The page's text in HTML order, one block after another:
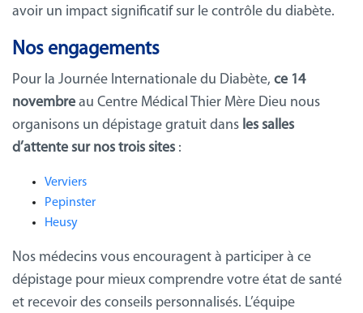
avoir un impact significatif sur le contrôle du diabète.
Nos engagements
Pour la Journée Internationale du Diabète, ce 14
novembre au Centre Médical Thier Mère Dieu nous
organisons un dépistage gratuit dans les salles
d’attente sur nos trois sites :
Verviers
Pepinster
Heusy
Nos médecins vous encouragent à participer à ce
dépistage pour mieux comprendre votre état de santé
et recevoir des conseils personnalisés. L’équipe